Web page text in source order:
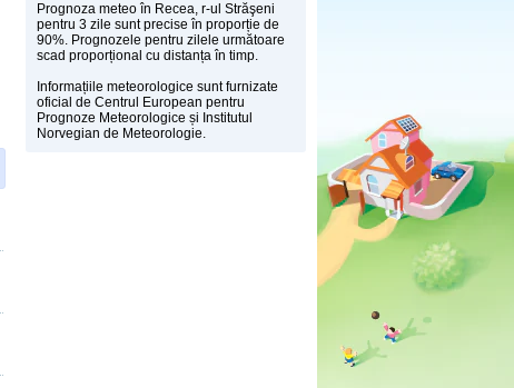
Prognoza meteo în Recea, r-ul Străşeni
pentru 3 zile sunt precise în proporție de
90%. Prognozele pentru zilele următoare
scad proporțional cu distanța în timp.
Informațiile meteorologice sunt furnizate
oficial de Centrul European pentru
Prognoze Meteorologice și Institutul
Norvegian de Meteorologie.